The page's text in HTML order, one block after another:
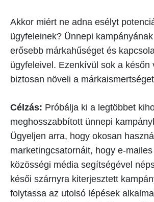
Akkor miért ne adna esélyt
ügyfeleinek? Ünnepi
erősebb márkahűséget és
ügyfeleivel. Ezenkívül sok a későn
biztosan növeli a
Célzás: Próbálja ki a legtöbbet
meghosszabbított ünnepi
Ügyeljen arra, hogy okosan
marketingcsatornáit, hogy e-
közösségi média segítségével
késői szárnyra kiterjesztett
folytassa az utolsó lépések